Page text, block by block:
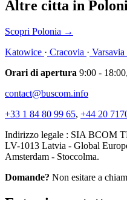
Altre citta in
Scopri Polonia →
Katowice · Cracovia · Varsavia
Orari di apertura 9:00 -
contact@buscom.info
+33 1 84 80 99 65, +44 20
Indirizzo legale : SIA BCOM
LV-1013 Latvia - Global
Amsterdam - Stoccolma.
Domande? Non esitare a